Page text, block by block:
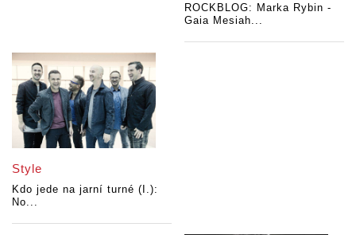
ROCKBLOG: Marka Rybin -
Gaia Mesiah...
Style
Kdo jede na jarní turné (I.):
No...